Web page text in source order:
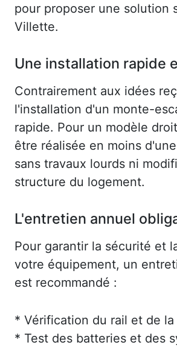
pour proposer une solution
Villette.
Une installation rapide
Contrairement aux idées
l'installation d'un monte-
rapide. Pour un modèle
être réalisée en moins
sans travaux lourds ni
structure du logement.
L'entretien annuel
Pour garantir la sécurité et
votre équipement, un
est recommandé :
* Vérification du rail et de
* Test des batteries et des